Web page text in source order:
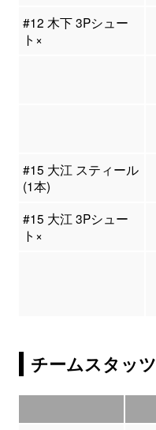
#12 木下 3Pシュー
ト×
#15 大江 スティール
(1本)
#15 大江 3Pシュー
ト×
チームスタッツ